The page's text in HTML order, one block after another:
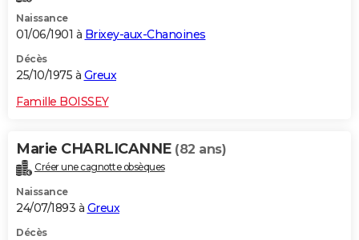
Naissance
01/06/1901 à Brixey-aux-Chanoines
Décès
25/10/1975 à Greux
Famille BOISSEY
Marie CHARLICANNE (82 ans)
Créer une cagnotte obsèques
Naissance
24/07/1893 à Greux
Décès